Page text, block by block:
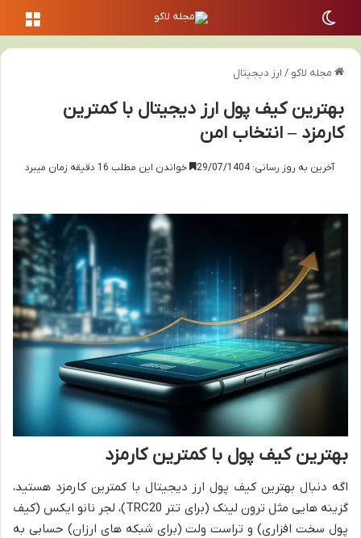
مجله لاکو / ارز دیجیتال
بهترین کیف پول ارز دیجیتال با کمترین
کارمزد – انتخاب امن
آخرین به روز رسانی: 29/07/1404 خواندن این مطلب 16 دقیقه زمان میبرد
بهترین کیف پول با کمترین کارمزد
اگه دنبال بهترین کیف پول ارز دیجیتال با کمترین کارمزد هستید،
گزینه هایی مثل ترون لینک (برای تتر TRC20)، لجر نانو ایکس (کیف
پول سخت افزاری) و تراست ولت (برای شبکه های ارزان) حسابی به